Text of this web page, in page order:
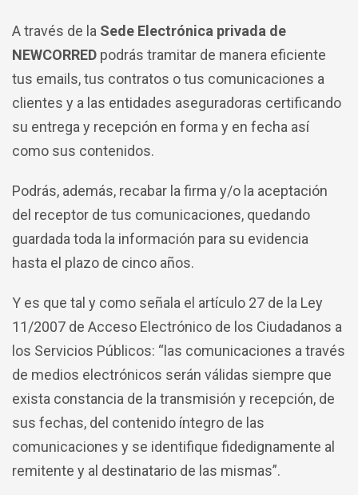
A través de la Sede Electrónica privada de
NEWCORRED podrás tramitar de manera eficiente
tus emails, tus contratos o tus comunicaciones a
clientes y a las entidades aseguradoras certificando
su entrega y recepción en forma y en fecha así
como sus contenidos.
Podrás, además, recabar la firma y/o la aceptación
del receptor de tus comunicaciones, quedando
guardada toda la información para su evidencia
hasta el plazo de cinco años.
Y es que tal y como señala el artículo 27 de la Ley
11/2007 de Acceso Electrónico de los Ciudadanos a
los Servicios Públicos: “las comunicaciones a través
de medios electrónicos serán válidas siempre que
exista constancia de la transmisión y recepción, de
sus fechas, del contenido íntegro de las
comunicaciones y se identifique fidedignamente al
remitente y al destinatario de las mismas”.